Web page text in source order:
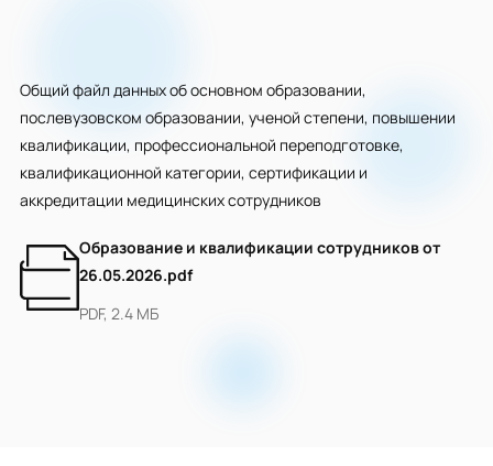
Общий файл данных об основном образовании,
послевузовском образовании, ученой степени, повышении
квалификации, профессиональной переподготовке,
квалификационной категории, сертификации и
аккредитации медицинских сотрудников
Образование и квалификации сотрудников от
26.05.2026.pdf
PDF, 2.4 МБ